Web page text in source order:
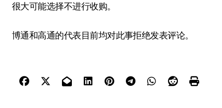
很大可能选择不进行收购。
博通和高通的代表目前均对此事拒绝发表评论。